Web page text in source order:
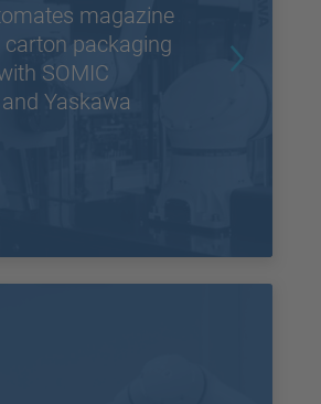
magazine
packaging
SOMIC
Yaskawa